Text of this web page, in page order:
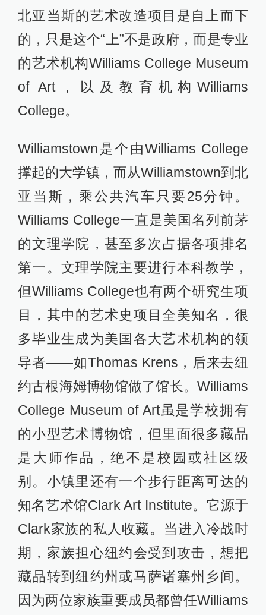
北亚当斯的艺术改造项目是自上而下
的，只是这个“上”不是政府，而是专业
的艺术机构Williams College Museum
of Art，以及教育机构Williams
College。
Williamstown是个由Williams College
撑起的大学镇，而从Williamstown到北
亚当斯，乘公共汽车只要25分钟。
Williams College一直是美国名列前茅
的文理学院，甚至多次占据各项排名
第一。文理学院主要进行本科教学，
但Williams College也有两个研究生项
目，其中的艺术史项目全美知名，很
多毕业生成为美国各大艺术机构的领
导者——如Thomas Krens，后来去纽
约古根海姆博物馆做了馆长。Williams
College Museum of Art虽是学校拥有
的小型艺术博物馆，但里面很多藏品
是大师作品，绝不是校园或社区级
别。小镇里还有一个步行距离可达的
知名艺术馆Clark Art Institute。它源于
Clark家族的私人收藏。当进入冷战时
期，家族担心纽约会受到攻击，想把
藏品转到纽约州或马萨诸塞州乡间。
因为两位家族重要成员都曾任Williams